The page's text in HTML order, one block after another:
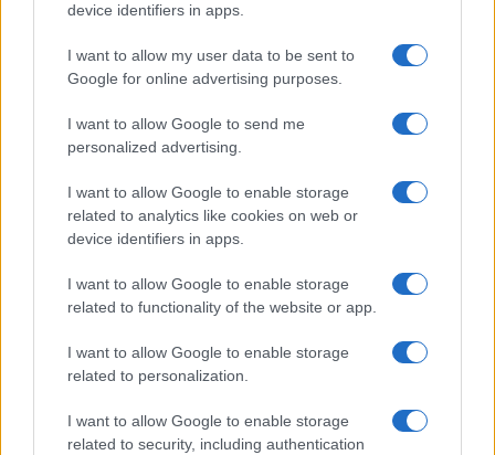
device identifiers in apps.
I want to allow my user data to be sent to
Google for online advertising purposes.
I want to allow Google to send me
personalized advertising.
I want to allow Google to enable storage
related to analytics like cookies on web or
device identifiers in apps.
I want to allow Google to enable storage
related to functionality of the website or app.
I want to allow Google to enable storage
related to personalization.
I want to allow Google to enable storage
related to security, including authentication
elemző műsor a baloldal hazugságairól Görbe tükör a baloldalról
Számok és tények
elemző műsor a baloldal hazugságairól
Küzdőtér
talk-show
Hópelyhek olvadása
Esti hírshow
Az ügy
oknyomozó műsor